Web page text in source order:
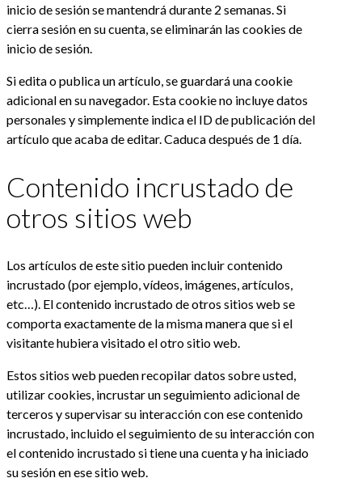
inicio de sesión se mantendrá durante 2 semanas. Si
cierra sesión en su cuenta, se eliminarán las cookies de
inicio de sesión.
Si edita o publica un artículo, se guardará una cookie
adicional en su navegador. Esta cookie no incluye datos
personales y simplemente indica el ID de publicación del
artículo que acaba de editar. Caduca después de 1 día.
Contenido incrustado de
otros sitios web
Los artículos de este sitio pueden incluir contenido
incrustado (por ejemplo, vídeos, imágenes, artículos,
etc…). El contenido incrustado de otros sitios web se
comporta exactamente de la misma manera que si el
visitante hubiera visitado el otro sitio web.
Estos sitios web pueden recopilar datos sobre usted,
utilizar cookies, incrustar un seguimiento adicional de
terceros y supervisar su interacción con ese contenido
incrustado, incluido el seguimiento de su interacción con
el contenido incrustado si tiene una cuenta y ha iniciado
su sesión en ese sitio web.